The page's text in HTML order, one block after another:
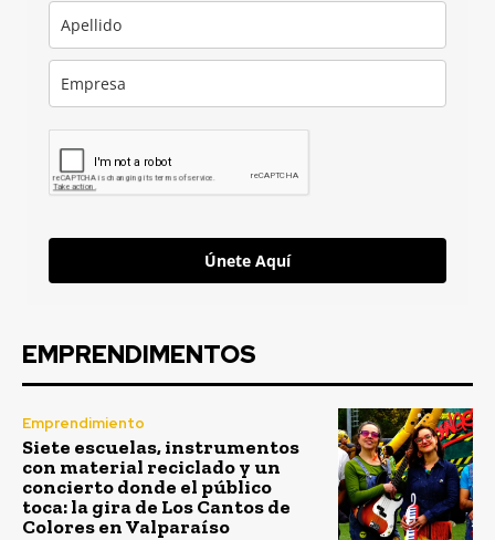
Únete Aquí
EMPRENDIMENTOS
Emprendimiento
Siete escuelas, instrumentos
con material reciclado y un
concierto donde el público
toca: la gira de Los Cantos de
Colores en Valparaíso